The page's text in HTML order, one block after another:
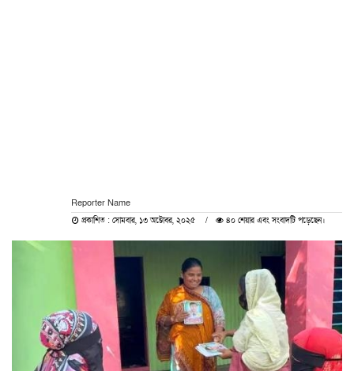
Reporter Name
প্রকাশিত : সোমবার, ১৩ অক্টোবর, ২০২৫ ৪০ শেয়ার এবং সংবাদটি পড়েছেন।